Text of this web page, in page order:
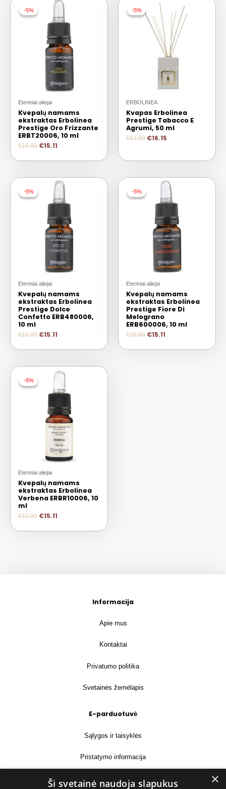
-5%
-5%
Eteriniai aliejai
Kvepalų namams
ekstraktas Erbolinea
Prestige Oro Frizzante
ERBT20006, 10 ml
€15.90 €15.11
-5%
-5%
ERBOLINEA
Kvapas Erbolinea
Prestige Tabacco E
Agrumi, 50 ml
€17.00 €16.15
-5%
-5%
Eteriniai aliejai
Kvepalų namams
ekstraktas Erbolinea
Prestige Dolce
Confetto ERB480006,
10 ml
€15.90 €15.11
-5%
-5%
Eteriniai aliejai
Kvepalų namams
ekstraktas Erbolinea
Prestige Fiore Di
Melograno
ERB600006, 10 ml
€15.90 €15.11
-5%
-5%
Eteriniai aliejai
Kvepalų namams
ekstraktas Erbolinea
Verbena ERBR10006, 10
ml
€15.90 €15.11
Informacija
Apie mus
Kontaktai
Privatumo politika
Svetainės žemėlapis
E-parduotuvė
Sąlygos ir taisyklės
Pristatymo informacija
Prekių grąžinimas ×
Ši svetainė naudoja slapukus